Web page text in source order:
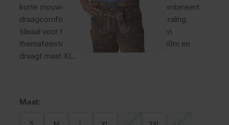
korte mouwen. Dit heren trachtenhemd combineert
draagcomfort met een echte Beierse uitstraling.
Ideaal voor het Oktoberfest, bierfeesten en
themafeesten. Het model op de foto is 1,90m en
draagt maat XL.
Maat: